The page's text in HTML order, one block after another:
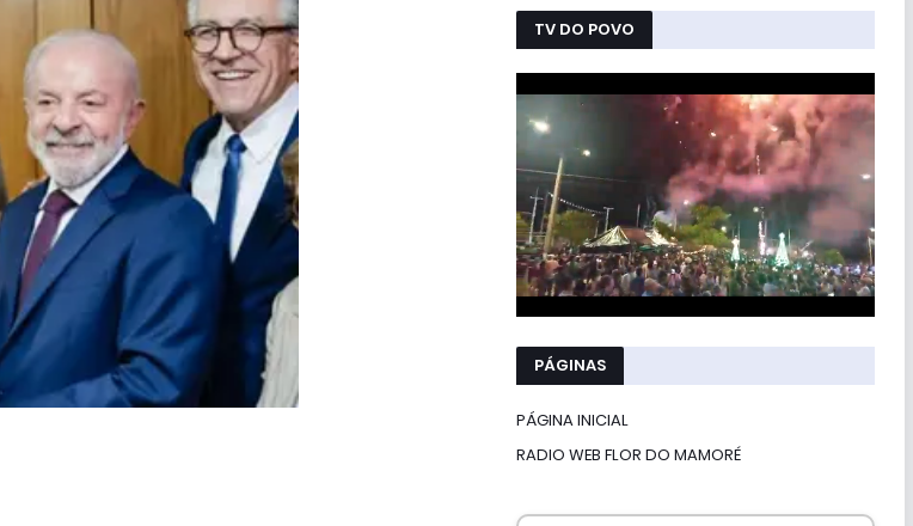
TV DO POVO
PÁGINAS
PÁGINA INICIAL
RADIO WEB FLOR DO MAMORÉ